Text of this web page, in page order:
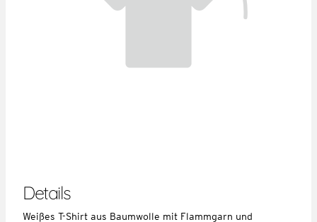
Details
Weißes T-Shirt aus Baumwolle mit Flammgarn und